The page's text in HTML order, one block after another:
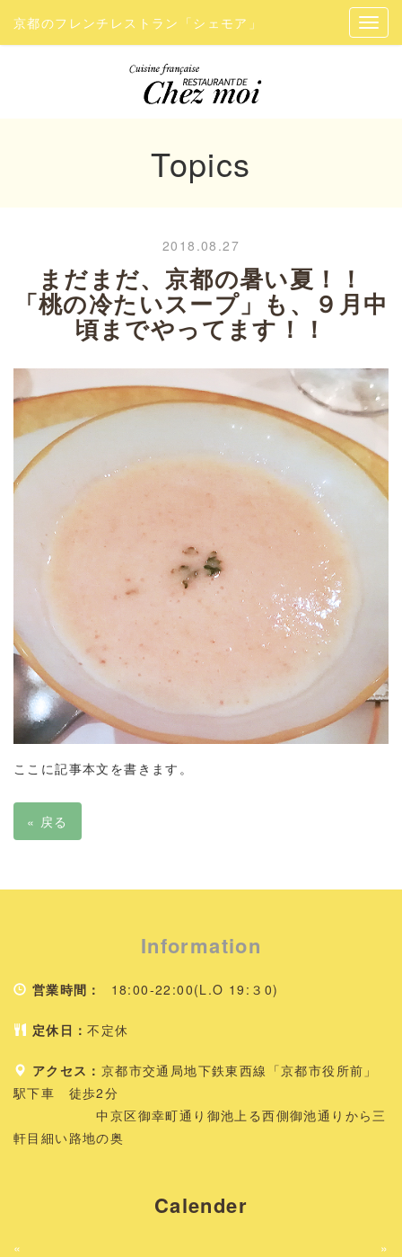
京都のフレンチレストラン「シェモア」
Topics
2018.08.27
まだまだ、京都の暑い夏！！
「桃の冷たいスープ」も、９月中
頃までやってます！！
ここに記事本文を書きます。
« 戻る
Information
営業時間： 18:00-22:00(L.O 19:３0)
定休日：不定休
アクセス： 京都市交通局地下鉄東西線「京都市役所前」
駅下車 徒歩2分
中京区御幸町通り御池上る西側御池通りから三
軒目細い路地の奥
Calender
«
»